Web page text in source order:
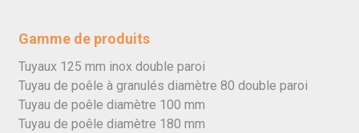
Gamme de produits
Tuyaux 125 mm inox double paroi
Tuyau de poêle à granulés diamètre 80 double paroi
Tuyau de poêle diamètre 100 mm
Tuyau de poêle diamètre 180 mm